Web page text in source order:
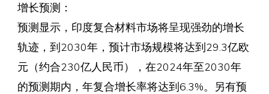
增长预测：
预测显示，印度复合材料市场将呈现强劲的增长
轨迹，到2030年，预计市场规模将达到29.3亿欧
元（约合230亿人民币），在2024年至2030年
的预测期内，年复合增长率将达到6.3%。另有预